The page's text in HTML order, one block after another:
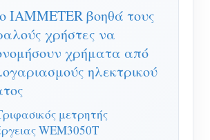
Πρόβλεψης και Προσομοίωσης
ενέργειας ηλιακού φωτοβολταϊκού
IAMMETER βοηθά τους
χρήστες να
χρήματα από
ηλεκτρικού
μετρητής
WEM3050T